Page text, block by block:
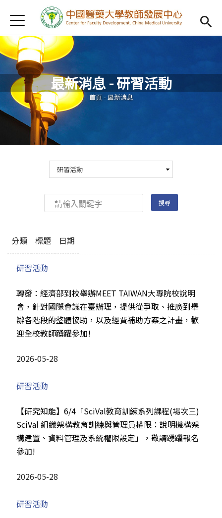
首頁
Open
認識我們
教學研習
Open
新進教師
傑出教授
教師專業社群
Open
借用項目
Open
Jump to Navigation
Jump to Main content
最新消息 - 研習活動
您在這裡
首頁 - 最新消息
分類 標題 日期
研習活動
轉發：經濟部到校舉辦MEET TAIWAN大專院校說明
會，針對國際會議在臺辦理，提供從爭取、推廣到舉
辦各階段的整體協助，以及經費補助方案之計畫，歡
迎全校教師踴躍參加!
2026-05-28
研習活動
【研究知能】6/4「SciVal教育訓練系列課程(場次三)
SciVal 組織架構教育訓練與管理員權限：說明機構架
構建置、資料管理及系統權限設定」，敬請踴躍報名
參加!
2026-05-28
研習活動